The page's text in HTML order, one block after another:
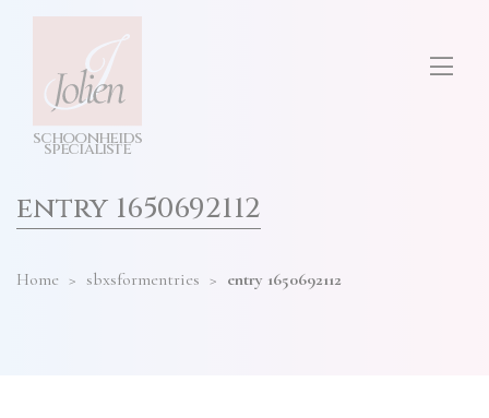
schoonheids
specialiste
invullen
entry 1650692112
Home > sbxsformentries > entry 1650692112